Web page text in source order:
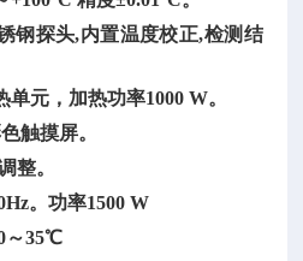
钢探头,内置温度校正,检测结
元，加热功率1000 W。
触摸屏。
整。
。功率1500 W
～35℃